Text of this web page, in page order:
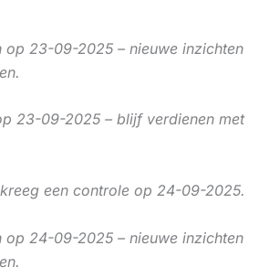
op 23-09-2025 – nieuwe inzichten
23-09-2025 – blijf verdienen met
een controle op 24-09-2025.
op 24-09-2025 – nieuwe inzichten